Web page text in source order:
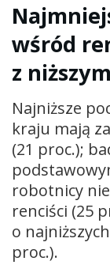
wśród
z
Najniższe
kraju mają
(21 proc.);
robotnicy
renciści (25
o
proc.).